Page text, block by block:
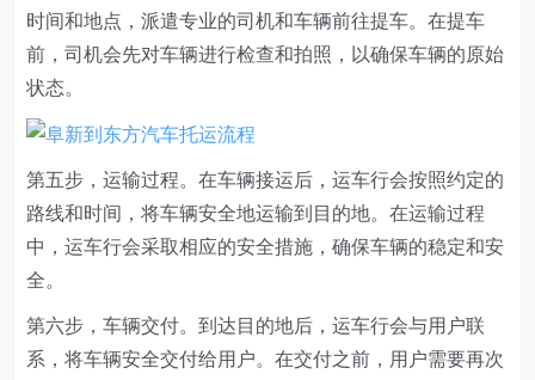
时间和地点，派遣专业的司机和车辆前往提车。在提车
前，司机会先对车辆进行检查和拍照，以确保车辆的原始
状态。
第五步，运输过程。在车辆接运后，运车行会按照约定的
路线和时间，将车辆安全地运输到目的地。在运输过程
中，运车行会采取相应的安全措施，确保车辆的稳定和安
全。
第六步，车辆交付。到达目的地后，运车行会与用户联
系，将车辆安全交付给用户。在交付之前，用户需要再次